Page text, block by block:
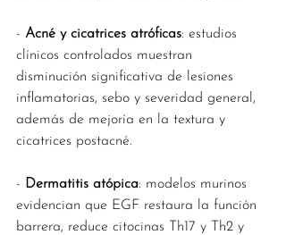
- Acné y cicatrices atróficas: estudios
clínicos controlados muestran
disminución significativa de lesiones
inflamatorias, sebo y severidad general,
además de mejoría en la textura y
cicatrices postacné.
- Dermatitis atópica: modelos murinos
evidencian que EGF restaura la función
barrera, reduce citocinas Th17 y Th2 y